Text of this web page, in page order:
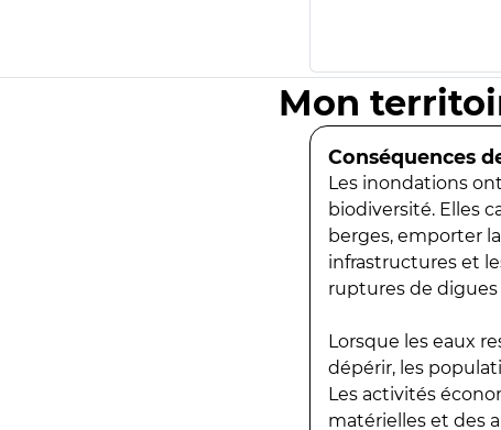
Mon
Conséquences
Les inondations
biodiversité. Elles
berges, emporter
infrastructures et
ruptures de digues
Lorsque les eaux
dépérir, les
Les activités
matérielles et des